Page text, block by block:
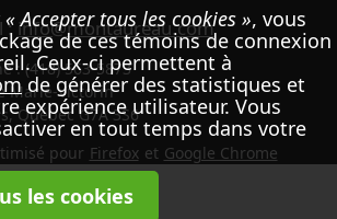
: info@montaureau.com
: (418) 563-5873
Marie-Victorin
Québec G7A 3S6
pour Firefox et Google Chrome
« Accepter tous les cookies », vous
de ces témoins de connexion
Ceux-ci permettent à
de générer des statistiques et
expérience utilisateur. Vous
en tout temps dans votre
les cookies